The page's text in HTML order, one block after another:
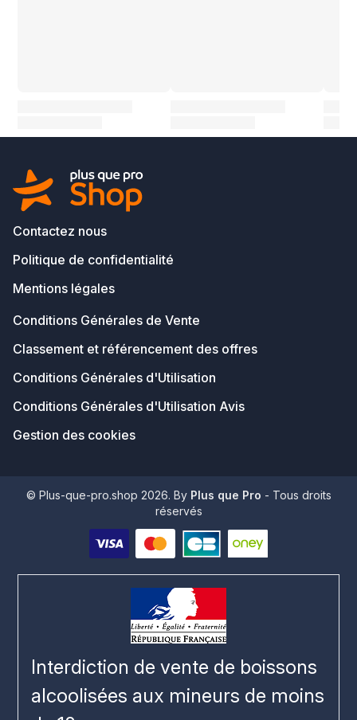
Contactez nous
Politique de confidentialité
Mentions légales
Conditions Générales de Vente
Classement et référencement des offres
Conditions Générales d'Utilisation
Conditions Générales d'Utilisation Avis
Gestion des cookies
© Plus-que-pro.shop 2026. By Plus que Pro - Tous droits
réservés
Interdiction de vente de boissons
alcoolisées aux mineurs de moins